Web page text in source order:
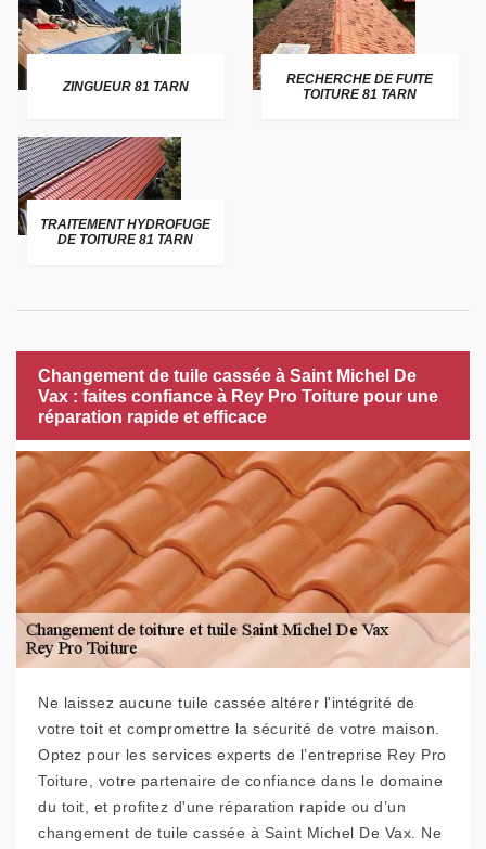
ZINGUEUR 81 TARN
RECHERCHE DE FUITE
TOITURE 81 TARN
TRAITEMENT HYDROFUGE
DE TOITURE 81 TARN
Changement de tuile cassée à Saint Michel De
Vax : faites confiance à Rey Pro Toiture pour une
réparation rapide et efficace
Ne laissez aucune tuile cassée altérer l'intégrité de
votre toit et compromettre la sécurité de votre maison.
Optez pour les services experts de l’entreprise Rey Pro
Toiture, votre partenaire de confiance dans le domaine
du toit, et profitez d'une réparation rapide ou d’un
changement de tuile cassée à Saint Michel De Vax. Ne